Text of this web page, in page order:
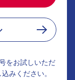
をお試しいただ
みください。